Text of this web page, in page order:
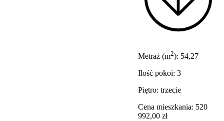
Metraż (m2): 54,27
Ilość pokoi: 3
Piętro: trzecie
Cena mieszkania: 520
992,00 zł